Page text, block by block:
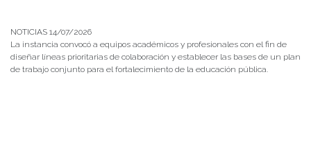
NOTICIAS 14/07/2026
La instancia convocó a equipos académicos y profesionales con el fin de
diseñar líneas prioritarias de colaboración y establecer las bases de un plan
de trabajo conjunto para el fortalecimiento de la educación pública.